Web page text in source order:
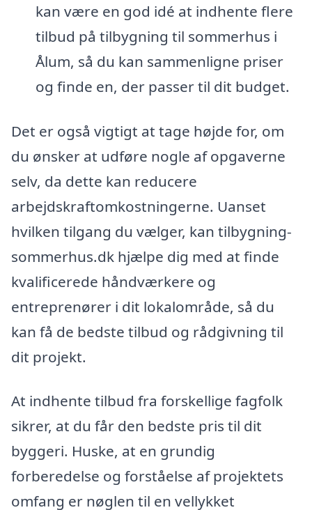
kan være en god idé at indhente flere
tilbud på tilbygning til sommerhus i
Ålum, så du kan sammenligne priser
og finde en, der passer til dit budget.
Det er også vigtigt at tage højde for, om
du ønsker at udføre nogle af opgaverne
selv, da dette kan reducere
arbejdskraftomkostningerne. Uanset
hvilken tilgang du vælger, kan tilbygning-
sommerhus.dk hjælpe dig med at finde
kvalificerede håndværkere og
entreprenører i dit lokalområde, så du
kan få de bedste tilbud og rådgivning til
dit projekt.
At indhente tilbud fra forskellige fagfolk
sikrer, at du får den bedste pris til dit
byggeri. Huske, at en grundig
forberedelse og forståelse af projektets
omfang er nøglen til en vellykket